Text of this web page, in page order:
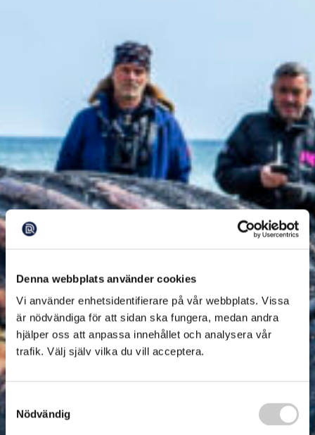
Denna webbplats använder cookies
Vi använder enhetsidentifierare på vår webbplats. Vissa
är nödvändiga för att sidan ska fungera, medan andra
hjälper oss att anpassa innehållet och analysera vår
trafik. Välj själv vilka du vill acceptera.
Samtyckesval
Nödvändig